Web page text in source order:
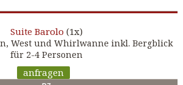
SuiteBarolo (1x)
West und Whirlwanne inkl. Bergblick
für 2-4 Personen
anfragen